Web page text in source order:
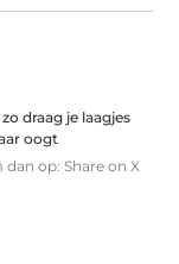
draag je laagjes
oogt
op: Share on X